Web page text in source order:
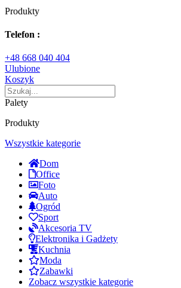
Produkty
Telefon :
+48 668 040 404
Ulubione
Koszyk
Palety
Produkty
Wszystkie kategorie
Dom
Office
Foto
Auto
Ogród
Sport
Akcesoria TV
Elektronika i Gadżety
Kuchnia
Moda
Zabawki
Zobacz wszystkie kategorie